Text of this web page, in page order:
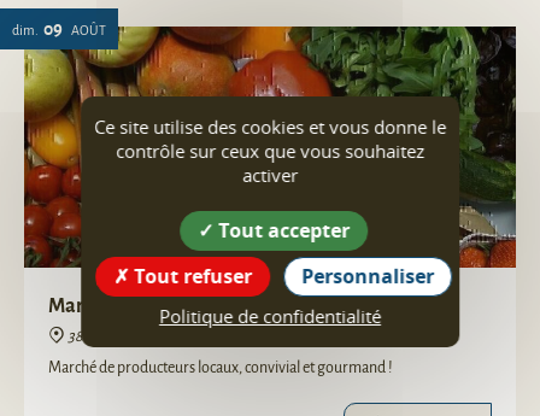
dim. 09 AOÛT
Marché de Producteurs locaux
38160 Saint-Vérand
Marché de producteurs locaux, convivial et gourmand !
Ce site utilise des cookies et vous donne le
contrôle sur ceux que vous souhaitez
activer
Tout accepter
Tout refuser
Personnaliser
Politique de confidentialité